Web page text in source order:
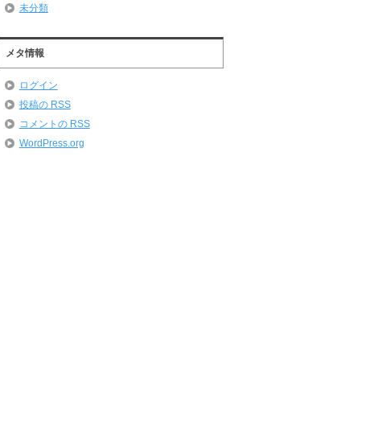
未分類
メタ情報
ログイン
投稿の RSS
コメントの RSS
WordPress.org